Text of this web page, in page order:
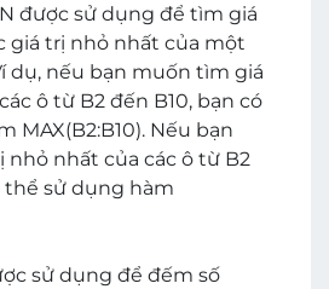
được sử dụng để tìm giá
giá trị nhỏ nhất của một
dụ, nếu bạn muốn tìm giá
ô từ B2 đến B10, bạn có
MAX(B2:B10). Nếu bạn
nhất của các ô từ B2
thể sử dụng hàm
sử dụng để đếm số